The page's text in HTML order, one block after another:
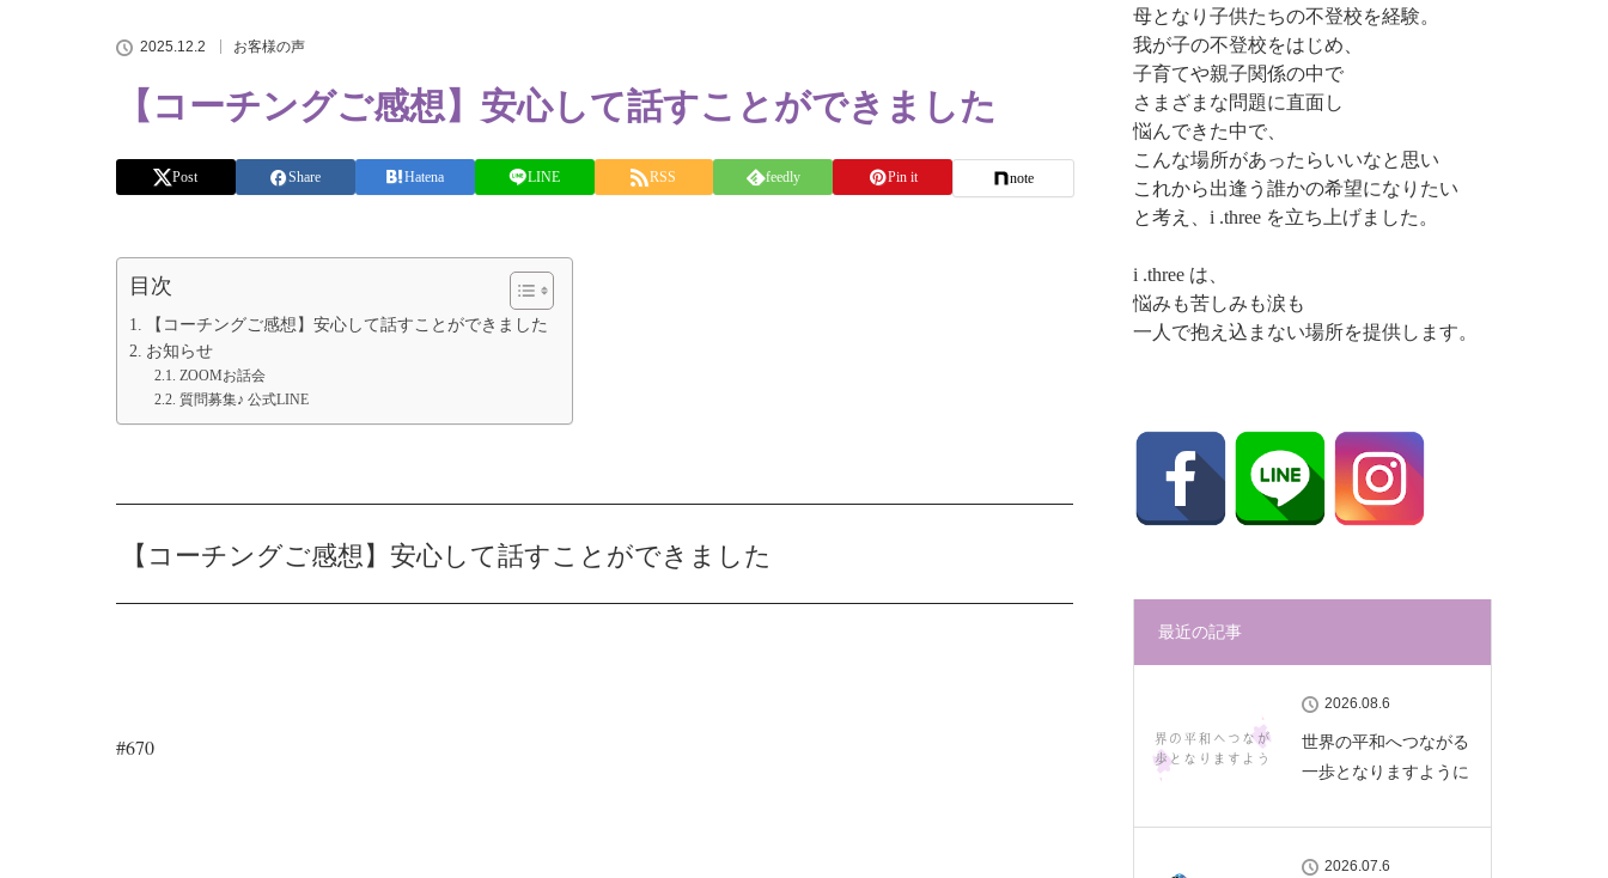
2025.12.2 お客様の声
【コーチングご感想】安心して話すことができました
Post Share Hatena LINE RSS feedly Pin it note
目次
【コーチングご感想】安心して話すことができました
お知らせ
ZOOMお話会
質問募集♪ 公式LINE
【コーチングご感想】安心して話すことができました
#670
母となり子供たちの不登校を経験。
我が子の不登校をはじめ、
子育てや親子関係の中で
さまざまな問題に直面し
悩んできた中で、
こんな場所があったらいいなと思い
これから出逢う誰かの希望になりたい
と考え、i .three を立ち上げました。
i .three は、
悩みも苦しみも涙も
一人で抱え込まない場所を提供します。
最近の記事
2026.08.6
世界の平和へつながる
一歩となりますように
2026.07.6